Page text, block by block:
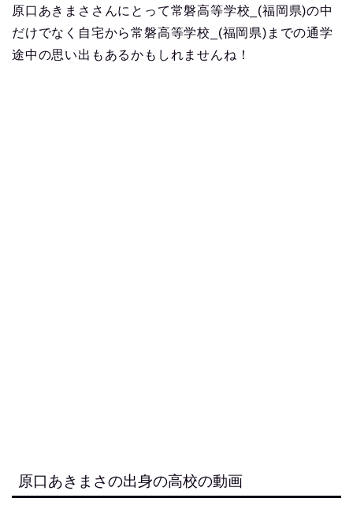
原口あきまささんにとって常磐高等学校_(福岡県)の中
だけでなく自宅から常磐高等学校_(福岡県)までの通学
途中の思い出もあるかもしれませんね！
原口あきまさの出身の高校の動画